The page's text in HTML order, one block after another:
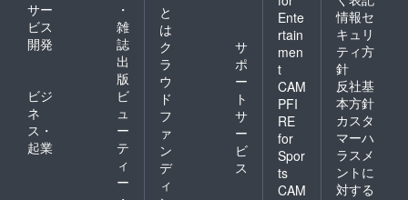
サー
ビス
開発
・
雑
誌
出
版
ビジ
ネ
ス・
起業
ビ
ュ
ー
テ
ィ
ー
と
は
ク
ラ
ウ
ド
フ
ァ
ン
デ
ィ
サ
ポ
ー
ト
サ
ー
ビ
ス
Ente
rtain
men
t
CAM
PFI
RE
for
Spor
ts
CAM
情報セ
キュリ
ティ方
針
反社基
本方針
カスタ
マーハ
ラスメ
ントに
対する